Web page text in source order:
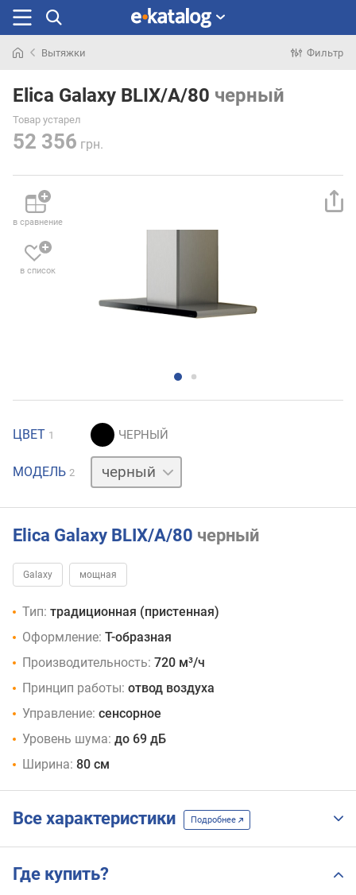
раньше
Вытяжки Фильтр
Elica Galaxy BLIX/A/80 черный
Товар устарел
52 356 грн.
в сравнение
в список
ЦВЕТ 1
МОДЕЛЬ 2
белый
Elica Galaxy BLIX/A/80 черный
Galaxy мощная
Тип: традиционная (пристенная)
Оформление: Т-образная
Производительность: 720 м³/ч
Принцип работы: отвод воздуха
Управление: сенсорное
Уровень шума: до 69 дБ
Ширина: 80 см
Все характеристики Подробнее
Где купить?